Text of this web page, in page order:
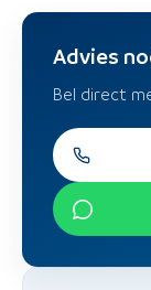
Advies
Bel direct